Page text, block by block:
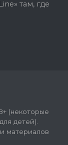
там, где
(некоторые
детей).
материалов